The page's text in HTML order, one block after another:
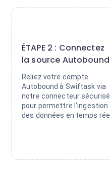
ÉTAPE 2 : Connectez
la source Autobound
Reliez votre compte
Autobound à Swiftask via
notre connecteur sécurisé
pour permettre l'ingestion
des données en temps réel.